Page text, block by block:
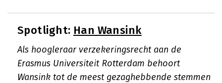
Spotlight: Han Wansink
Als hoogleraar verzekeringsrecht aan de
Erasmus Universiteit Rotterdam behoort
Wansink tot de meest gezaghebbende stemmen